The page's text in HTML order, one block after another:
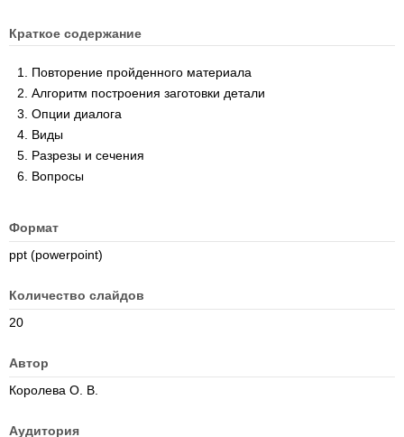
Краткое содержание
Повторение пройденного материала
Алгоритм построения заготовки детали
Опции диалога
Виды
Разрезы и сечения
Вопросы
Формат
ppt (powerpoint)
Количество слайдов
20
Автор
Королева О. В.
Аудитория